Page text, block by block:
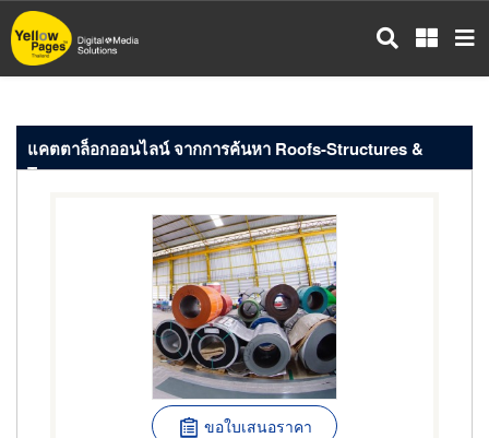
ข้าม
ไป
หลัก
แคตตาล็อกออนไลน์ จากการค้นหา Roofs-Structures &
Trusses
ขอใบเสนอราคา